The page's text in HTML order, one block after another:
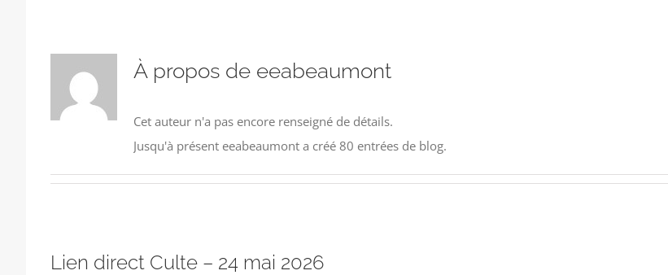
À propos de eeabeaumont
Cet auteur n'a pas encore renseigné de détails.
Jusqu'à présent eeabeaumont a créé 80 entrées de blog.
Lien direct Culte – 24 mai 2026